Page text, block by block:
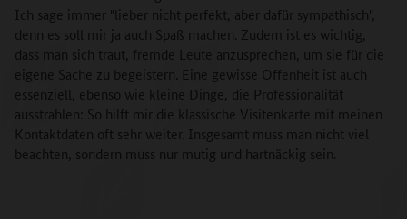
Ich sage immer "lieber nicht perfekt, aber dafür sympathisch",
denn es soll mir ja auch Spaß machen. Zudem ist es wichtig,
dass man sich traut, fremde Leute anzusprechen, um sie für die
eigene Sache zu begeistern. Eine gewisse Offenheit ist auch
essenziell, ebenso wie kleine Dinge, die Professionalität
ausstrahlen: So hilft mir die klassische Visitenkarte mit meinen
Kontaktdaten oft sehr weiter. Insgesamt muss man nicht viel
beachten, sondern muss nur mutig und hartnäckig sein.